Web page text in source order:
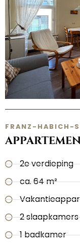
FRANZ-HABICH-
2e verdieping
ca. 64 m²
2 slaapkamers
1 badkamer